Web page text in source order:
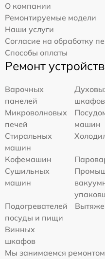
О компании
Ремонтируемые модели
Наши услуги
Согласие на обработку
Способы оплаты
Ремонт устройств
Варочных
панелей
шкафов
Микроволновых
печей
машин
Стиральных
машин
Кофемашин
Сушильных
машин
Подогревателей
посуды и пищи
Винных
шкафов
Мы занимаемся